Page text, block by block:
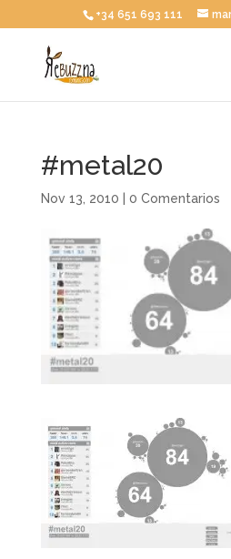
+34 651 693 111
#metal20
Nov 13, 2010 0 Comentarios